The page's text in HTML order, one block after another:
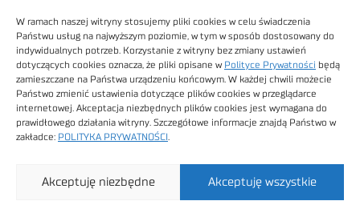
W ramach naszej witryny stosujemy pliki cookies w celu świadczenia
Państwu usług na najwyższym poziomie, w tym w sposób dostosowany do
indywidualnych potrzeb. Korzystanie z witryny bez zmiany ustawień
dotyczących cookies oznacza, że pliki opisane w Polityce Prywatności będą
zamieszczane na Państwa urządzeniu końcowym. W każdej chwili możecie
Państwo zmienić ustawienia dotyczące plików cookies w przeglądarce
internetowej. Akceptacja niezbędnych plików cookies jest wymagana do
prawidłowego działania witryny. Szczegółowe informacje znajdą Państwo w
zakładce: POLITYKA PRYWATNOŚCI
Akceptuję wszystkie
Akceptuję niezbędne
Regulamin sklepu
Obrazy stockowe
autorstwa
Technologiczny